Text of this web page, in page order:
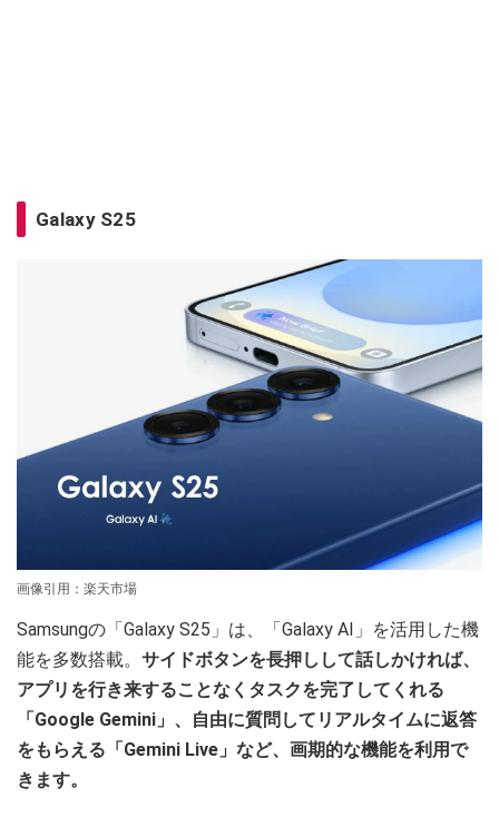
Galaxy S25
画像引用：楽天市場
Samsungの「Galaxy S25」は、「Galaxy AI」を活用した機
能を多数搭載。 サイドボタンを長押しして話しかければ、
アプリを行き来することなくタスクを完了してくれる
「Google Gemini」、自由に質問してリアルタイムに返答
をもらえる「Gemini Live」など、画期的な機能を利用で
きます。